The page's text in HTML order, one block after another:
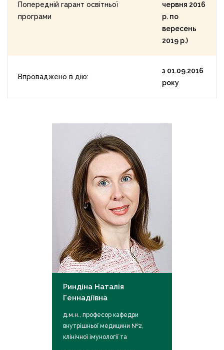
Попередній гарант освітньої
програми
червня 2016
р. по
вересень
2019 р.)
Впроваджено в дію:
з 01.09.2016
року
Риндіна Наталія
Геннадіївна
д.м.н., професор кафедри
внутрішньої медицини №2,
клінічної імунології та